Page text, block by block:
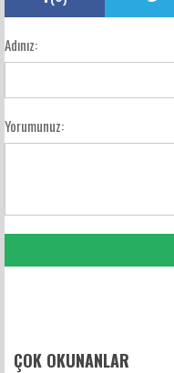
Adınız:
Yorumunuz:
ÇOK OKUNANLAR